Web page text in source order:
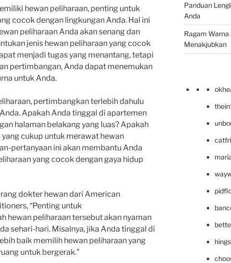
hewan peliharaan, penting untuk
cocok dengan lingkungan Anda. Hal ini
peliharaan Anda akan senang dan
jenis hewan peliharaan yang cocok
menjadi tugas yang menantang, tetapi
pertimbangan, Anda dapat menemukan
untuk Anda.
pertimbangkan terlebih dahulu
Apakah Anda tinggal di apartemen
halaman belakang yang luas? Apakah
cukup untuk merawat hewan
pertanyaan ini akan membantu Anda
yang cocok dengan gaya hidup
dokter hewan dari American
“Penting untuk
hewan peliharaan tersebut akan nyaman
sehari-hari. Misalnya, jika Anda tinggal di
baik memilih hewan peliharaan yang
untuk bergerak.”
Panduan
Anda
Ragam
Menakjubkan